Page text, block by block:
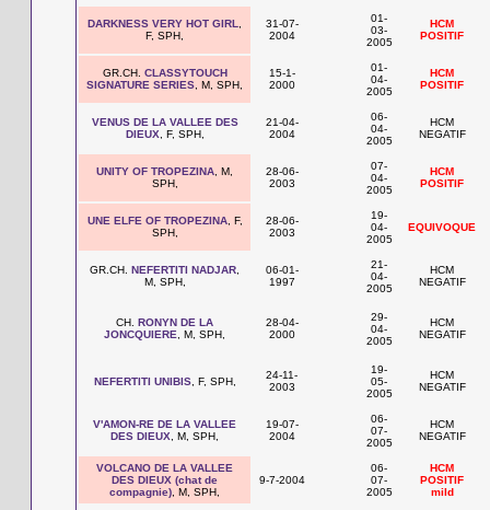
DARKNESS VERY HOT GIRL
F, SPH,
31-07-
2004
01-
03-
2005
HCM
POSITIF
GR.CH. CLASSYTOUCH
SIGNATURE SERIES , M, SPH,
15-1-
2000
01-
04-
2005
HCM
POSITIF
VENUS DE LA VALLEE DES
DIEUX , F, SPH,
21-04-
2004
06-
04-
2005
HCM
NEGATIF
UNITY OF TROPEZINA , M,
SPH,
28-06-
2003
07-
04-
2005
HCM
POSITIF
UNE ELFE OF TROPEZINA, F,
SPH,
28-06-
2003
19-
04-
2005
EQUIVOQUE
GR.CH. NEFERTITI NADJAR
M, SPH,
06-01-
1997
21-
04-
2005
HCM
NEGATIF
CH. RONYN DE LA
JONCQUIERE , M, SPH,
28-04-
2000
29-
04-
2005
HCM
NEGATIF
NEFERTITI UNIBIS, F, SPH,
24-11-
2003
19-
05-
2005
HCM
NEGATIF
V'AMON-RE DE LA VALLEE
DES DIEUX , M, SPH,
19-07-
2004
06-
07-
2005
HCM
NEGATIF
VOLCANO DE LA VALLEE
DES DIEUX (chat de
compagnie) , M, SPH,
9-7-2004
06-
07-
2005
HCM
POSITIF
mild